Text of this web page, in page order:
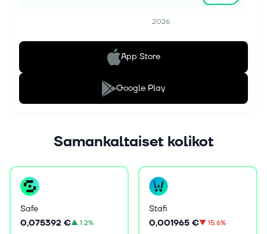
2026
App Store
Google Play
Samankaltaiset kolikot
Safe
0,075392 €▲1.2%
Stafi
0,001965 €▼15.6%